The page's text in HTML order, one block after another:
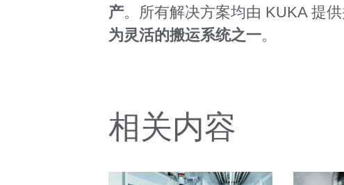
产。所有解决方案均由 KUKA 提
为灵活的搬运系统之一。
相关内容